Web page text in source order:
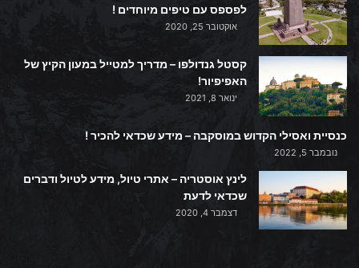
לפספס עם טיפים מיוחדים !
אוקטובר 25, 2020
קסטל גנדולפו – מדריך למטייל במעון הקיץ של
האפיפיור!
ינואר 8, 2021
כנסיית ואסילי הקדוש במוסקבה – מידע שכדאי להכיר !
נובמבר 5, 2022
לינץ אוסטריה – אתרי טיול, מידע לטיול ודברים
שכדאי לדעת
דצמבר 4, 2020